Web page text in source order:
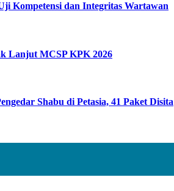
Kompetensi dan Integritas Wartawan
Lanjut MCSP KPK 2026
Shabu di Petasia, 41 Paket Disita